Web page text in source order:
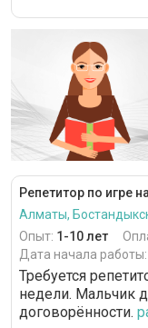
Репетитор по игре
Алматы,
Опыт: 1-10 лет
Дата начала работы:
Требуется
недели. Мальчик
договорённости.